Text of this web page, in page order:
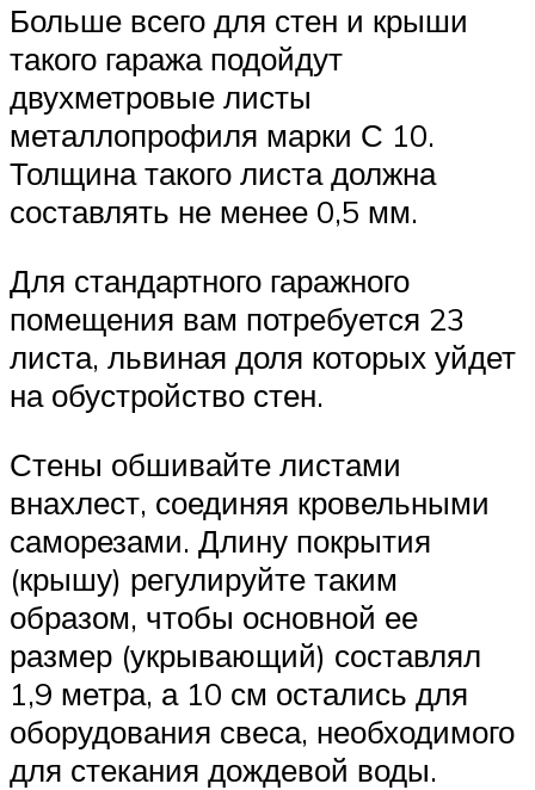
Больше всего для стен и крыши
такого гаража подойдут
двухметровые листы
металлопрофиля марки С 10.
Толщина такого листа должна
составлять не менее 0,5 мм.
Для стандартного гаражного
помещения вам потребуется 23
листа, львиная доля которых уйдет
на обустройство стен.
Стены обшивайте листами
внахлест, соединяя кровельными
саморезами. Длину покрытия
(крышу) регулируйте таким
образом, чтобы основной ее
размер (укрывающий) составлял
1,9 метра, а 10 см остались для
оборудования свеса, необходимого
для стекания дождевой воды.